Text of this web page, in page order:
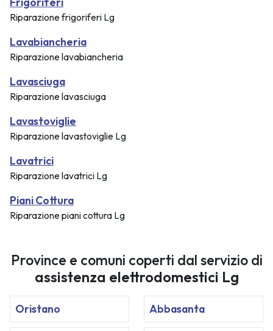
Riparazione frigoriferi Lg
Lavabiancheria
Riparazione lavabiancheria
Lavasciuga
Riparazione lavasciuga
Lavastoviglie
Riparazione lavastoviglie Lg
Lavatrici
Riparazione lavatrici Lg
Piani Cottura
Riparazione piani cottura Lg
Province e comuni coperti dal servizio di
assistenza elettrodomestici Lg
Oristano Abbasanta